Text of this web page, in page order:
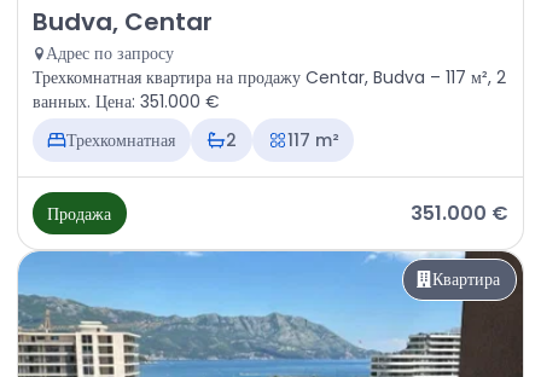
Продажа - Квартира Budva, Centar
Budva, Centar
Адрес по запросу
Трехкомнатная квартира на продажу Centar, Budva – 117 м², 2
ванных. Цена: 351.000 €
Трехкомнатная
2 117 m²
Продажа 351.000 €
Квартира